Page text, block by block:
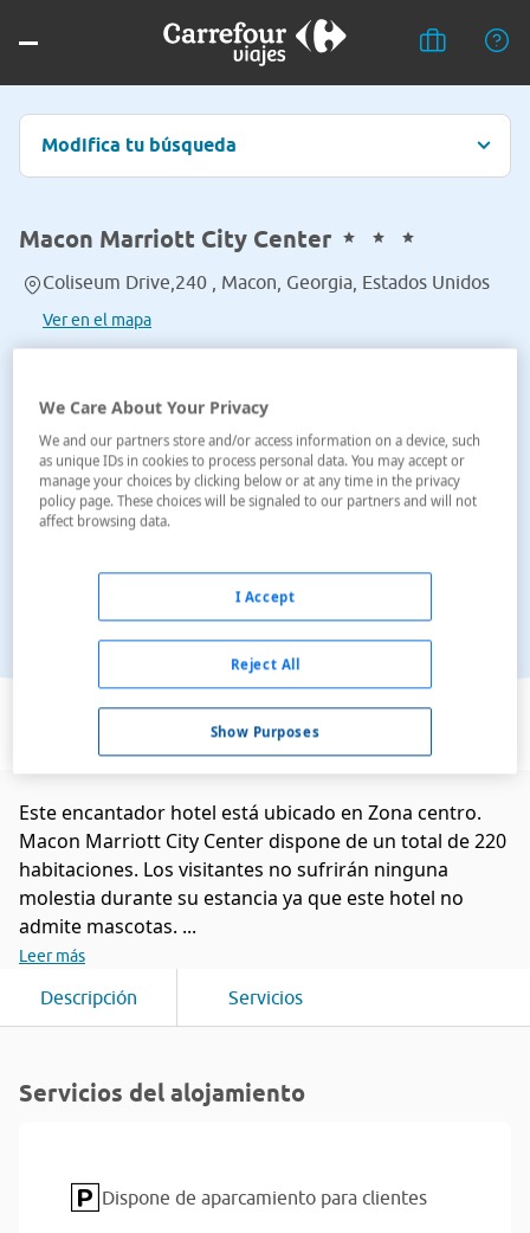
Modifica tu búsqueda
Macon Marriott City Center
Coliseum Drive,240 , Macon, Georgia, Estados Unidos
Ver en el mapa
Ver en el mapa
Este encantador hotel está ubicado en Zona centro.
Macon Marriott City Center dispone de un total de 220
habitaciones. Los visitantes no sufrirán ninguna
molestia durante su estancia ya que este hotel no
admite mascotas. ...
Leer más
Descripción Servicios
Servicios del alojamiento
Dispone de aparcamiento para clientes
We Care About Your Privacy
We and our partners store and/or access information on a device, such
as unique IDs in cookies to process personal data. You may accept or
manage your choices by clicking below or at any time in the privacy
policy page. These choices will be signaled to our partners and will not
affect browsing data.
Show Purposes
Reject All
I Accept